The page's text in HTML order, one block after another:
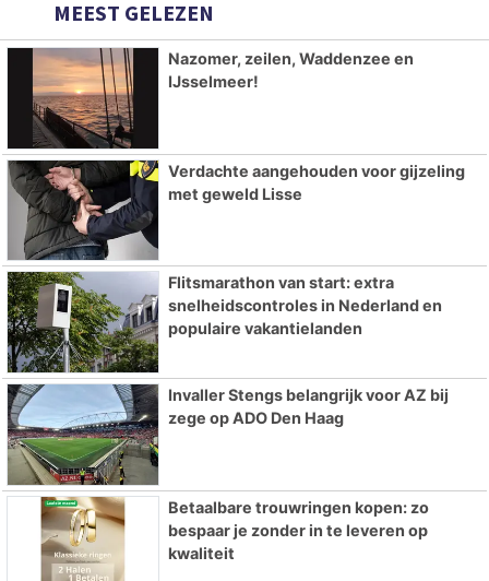
MEEST GELEZEN
Nazomer, zeilen, Waddenzee en
IJsselmeer!
Verdachte aangehouden voor gijzeling
met geweld Lisse
Flitsmarathon van start: extra
snelheidscontroles in Nederland en
populaire vakantielanden
Invaller Stengs belangrijk voor AZ bij
zege op ADO Den Haag
Betaalbare trouwringen kopen: zo
bespaar je zonder in te leveren op
kwaliteit